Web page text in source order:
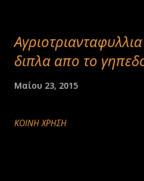
διπλα απο το
Μαΐου 23, 2015
ΚΟΙΝΉ ΧΡΉΣΗ